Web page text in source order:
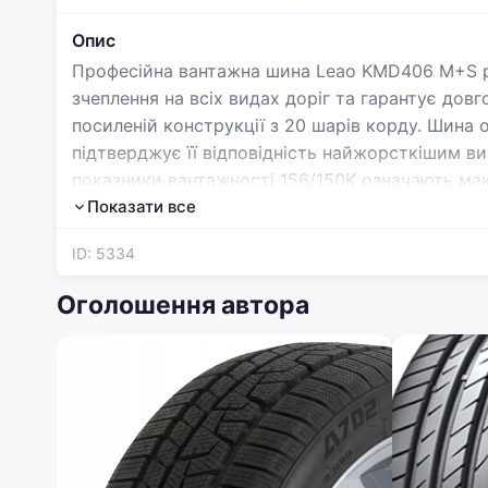
Опис
Професійна вантажна шина Leao KMD406 M+S
зчеплення на всіх видах доріг та гарантує
посиленій конструкції з 20 шарів корду. Шина
підтверджує її відповідність найжорсткішим
показники вантажності 156/150K означають
навантаженнях. Глибокий протектор з
KMD406 оптимально поєднує економічність,
ви отримуєте якісний продукт від
Показати все
ID: 5334
Оголошення автора